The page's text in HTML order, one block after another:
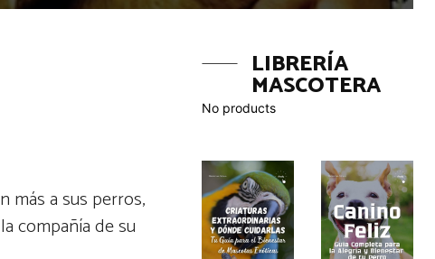
más a sus perros,
compañía de su
LIBRERÍA
MASCOTERA